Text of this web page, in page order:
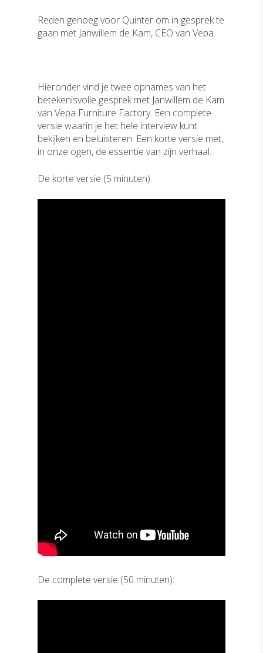
Reden genoeg voor Quinter om in gesprek te
gaan met Janwillem de Kam, CEO van Vepa.
Hieronder vind je twee opnames van het
betekenisvolle gesprek met Janwillem de Kam
van Vepa Furniture Factory. Een complete
versie waarin je het hele interview kunt
bekijken en beluisteren. Een korte versie met,
in onze ogen, de essentie van zijn verhaal.
De korte versie (5 minuten):
De complete versie (50 minuten):